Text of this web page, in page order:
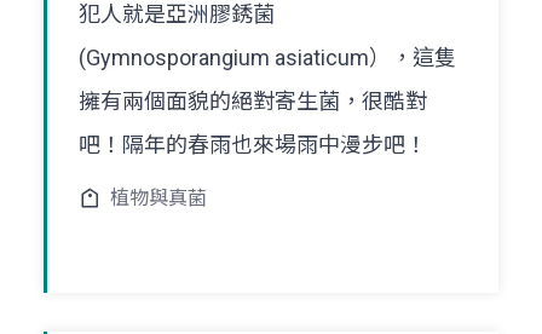
犯人就是亞洲膠銹菌
(Gymnosporangium asiaticum），這隻
擁有兩個面貌的絕對寄生菌，很酷對
吧！隔年的春雨也來場雨中漫步吧！
植物與真菌